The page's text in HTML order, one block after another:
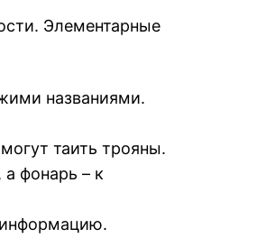
Элементарные
названиями.
таить трояны.
фонарь – к